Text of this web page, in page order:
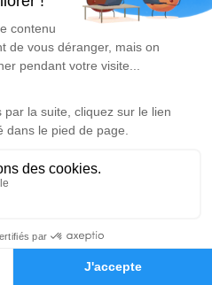
Hommages
la mémoire de Jean-
hommage est
Je rends hommage